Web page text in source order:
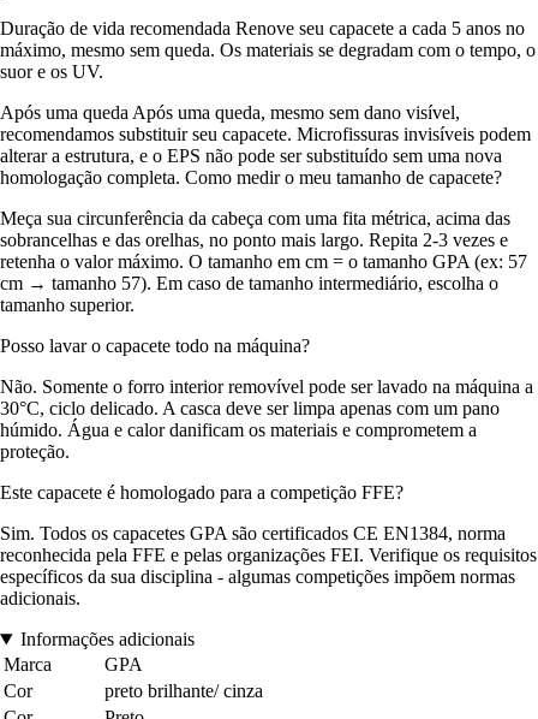
Duração de vida recomendada Renove seu capacete a cada 5 anos no
máximo, mesmo sem queda. Os materiais se degradam com o tempo, o
suor e os UV.
Após uma queda Após uma queda, mesmo sem dano visível,
recomendamos substituir seu capacete. Microfissuras invisíveis podem
alterar a estrutura, e o EPS não pode ser substituído sem uma nova
homologação completa. Como medir o meu tamanho de capacete?
Meça sua circunferência da cabeça com uma fita métrica, acima das
sobrancelhas e das orelhas, no ponto mais largo. Repita 2-3 vezes e
retenha o valor máximo. O tamanho em cm = o tamanho GPA (ex: 57
cm → tamanho 57). Em caso de tamanho intermediário, escolha o
tamanho superior.
Posso lavar o capacete todo na máquina?
Não. Somente o forro interior removível pode ser lavado na máquina a
30°C, ciclo delicado. A casca deve ser limpa apenas com um pano
húmido. Água e calor danificam os materiais e comprometem a
proteção.
Este capacete é homologado para a competição FFE?
Sim. Todos os capacetes GPA são certificados CE EN1384, norma
reconhecida pela FFE e pelas organizações FEI. Verifique os requisitos
específicos da sua disciplina - algumas competições impõem normas
adicionais.
Informações adicionais
Marca
GPA
Cor
preto brilhante/ cinza